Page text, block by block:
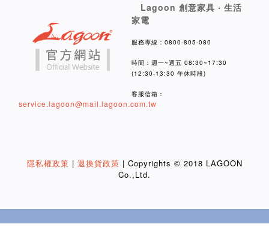
Lagoon 創意家具 ‧ 生活
家電
服務專線：0800-805-080
時間：週一~週五 08:30~17:30
(12:30-13:30 午休時段)
客服信箱：
service.lagoon@mail.lagoon.com.tw
隱私權政策 | 退換貨政策 | Copyrights © 2018 LAGOON
Co.,Ltd.